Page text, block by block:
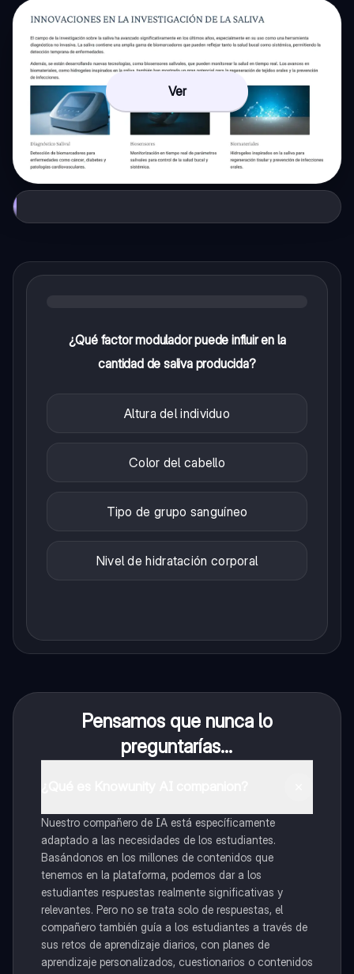
Ver
¿Qué factor modulador puede influir en la
cantidad de saliva producida?
Altura del individuo
Color del cabello
Tipo de grupo sanguíneo
Nivel de hidratación corporal
Pensamos que nunca lo
preguntarías...
Nuestro compañero de IA está específicamente
adaptado a las necesidades de los estudiantes.
Basándonos en los millones de contenidos que
tenemos en la plataforma, podemos dar a los
estudiantes respuestas realmente significativas y
relevantes. Pero no se trata solo de respuestas, el
compañero también guía a los estudiantes a través de
sus retos de aprendizaje diarios, con planes de
aprendizaje personalizados, cuestionarios o contenidos